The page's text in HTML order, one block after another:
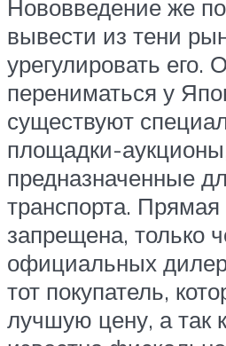
Нововведение же
вывести из тени
урегулировать его.
перениматься у
существуют
площадки-
предназначенные
транспорта.
запрещена, только
официальных
тот покупатель,
лучшую цену, а так